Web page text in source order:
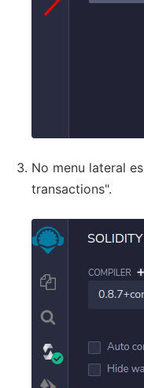
No menu lateral
transactions".